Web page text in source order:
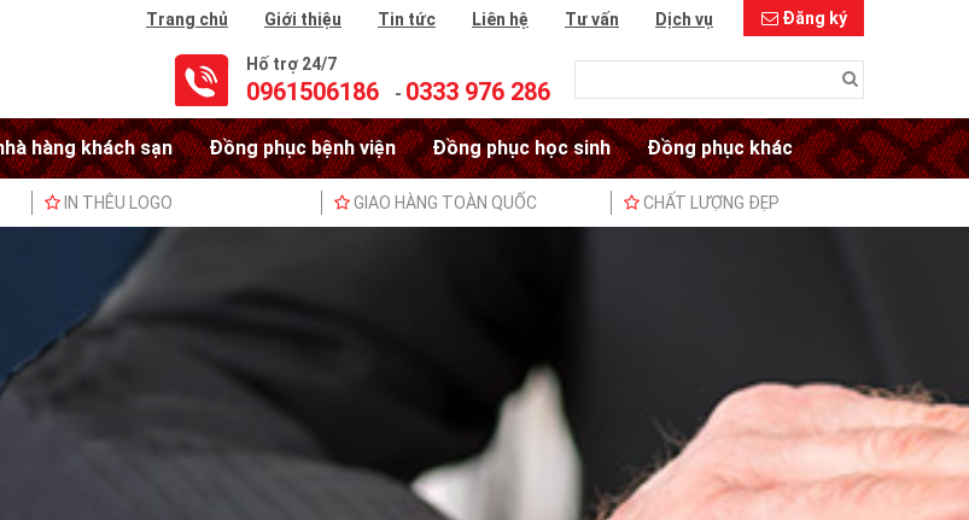
Đăng ký
Trang chủ Giới thiệu Tin tức Liên hệ Tư vấn Dịch vụ
Hố trợ 24/7
0961506186 - 0333 976 286
hàng khách sạn Đồng phục bệnh viện Đồng phục học sinh Đồng phục khác
IN THÊU LOGO GIAO HÀNG TOÀN QUỐC CHẤT LƯỢNG ĐẸP